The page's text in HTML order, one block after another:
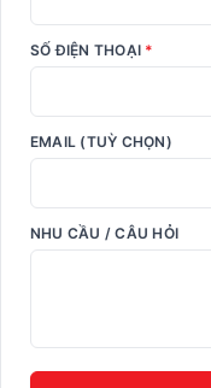
SỐ ĐIỆN THOẠI *
EMAIL (TUỲ CHỌN)
NHU CẦU / CÂU HỎI